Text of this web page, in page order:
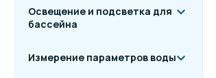
Освещение и подсветка для
бассейна
Измерение параметров воды